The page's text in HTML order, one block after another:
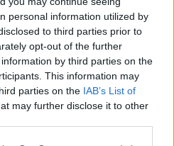
personal information utilized by
to third parties prior to
opt-out of the further
by third parties on the
This information may
parties on the IAB’s List of
may further disclose it to other
ετήσιο συνέδριο